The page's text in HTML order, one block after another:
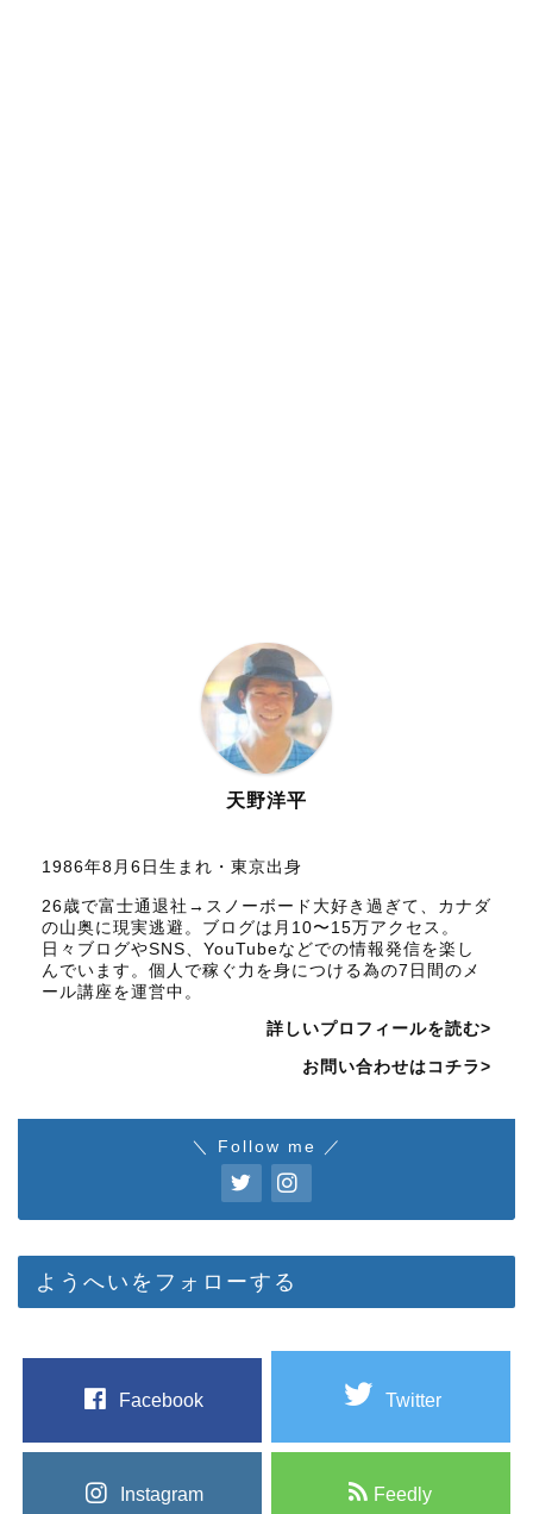
天野洋平
1986年8月6日生まれ・東京出身
26歳で富士通退社→スノーボード大好き過ぎて、カナダ
の山奥に現実逃避。ブログは月10〜15万アクセス。
日々ブログやSNS、YouTubeなどでの情報発信を楽し
んでいます。個人で稼ぐ力を身につける為の7日間のメ
ール講座を運営中。
詳しいプロフィールを読む>
お問い合わせはコチラ>
＼ Follow me ／
ようへいをフォローする
Facebook Twitter
Instagram Feedly